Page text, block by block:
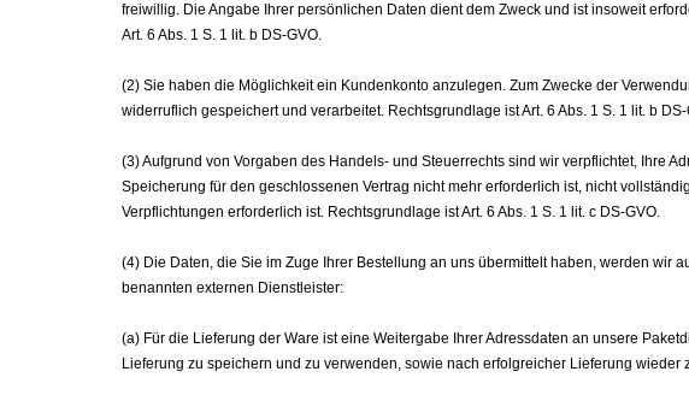
freiwillig. Die Angabe Ihrer persönlichen Daten dient dem Zweck und ist insoweit
Art. 6 Abs. 1 S. 1 lit. b DS-GVO.
(2) Sie haben die Möglichkeit ein Kundenkonto anzulegen. Zum Zwecke der
widerruflich gespeichert und verarbeitet. Rechtsgrundlage ist Art. 6 Abs. 1 S. 1 lit. b DS-
(3) Aufgrund von Vorgaben des Handels- und Steuerrechts sind wir verpflichtet, Ihre
Speicherung für den geschlossenen Vertrag nicht mehr erforderlich ist, nicht
Verpflichtungen erforderlich ist. Rechtsgrundlage ist Art. 6 Abs. 1 S. 1 lit. c DS-GVO.
(4) Die Daten, die Sie im Zuge Ihrer Bestellung an uns übermittelt haben, werden wir
benannten externen Dienstleister:
(a) Für die Lieferung der Ware ist eine Weitergabe Ihrer Adressdaten an unsere
Lieferung zu speichern und zu verwenden, sowie nach erfolgreicher Lieferung